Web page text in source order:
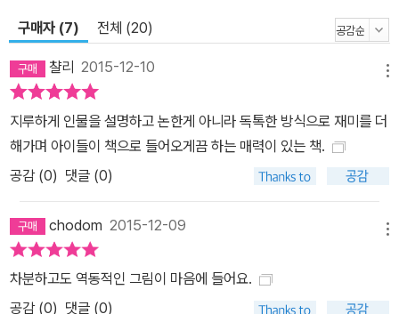
-2014년 ‘가장 아름다운 독일 책’ 수상작! -2015년 제2회 나미콩쿠
르(남이섬국제그림책일러스트공모전) 골든 아일랜드 상 수상작! 『린
드버그 하늘을 나는 생쥐』는 인류의 비행 역사에 대해서 알 수 있을
뿐더러 이야기 또한 훌륭한 작품이다. 하지만 무엇보다 이 책에서 가
장 뛰어난 점은 그림이라고 할 수 있을 것이다. 토르벤 쿨만은 이 작품
초 유럽의 도시와 사람들의 생활상, 비행기의 발달 과정을 철저한 고
면지의 연필 스케치들은 비행술의 역사를 한눈에 정리해서 볼 수 있
는 기회를 제공해 주는데, 이러한 그림들은 레오나르도 다 빈치를 생
각나게 할 정도로 훌륭하다. 그러기에 이 작품은 출간 후 전 세계 독자
들을 열광시키며 베스트셀러에 올랐고, 여러 상을 받으며 높은 작품
구매자 (7) 전체 (20)
챨리 2015-12-10
지루하게 인물을 설명하고 논한게 아니라 독톡한 방식으로 재미를 더
해가며 아이들이 책으로 들어오게끔 하는 매력이 있는 책.
공감 (0) 댓글 (0)
chodom 2015-12-09
차분하고도 역동적인 그림이 마음에 들어요.
공감 (0) 댓글 (0)